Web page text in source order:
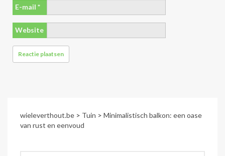
E-mail *
Website
wieleverthout.be > Tuin > Minimalistisch balkon: een oase
van rust en eenvoud